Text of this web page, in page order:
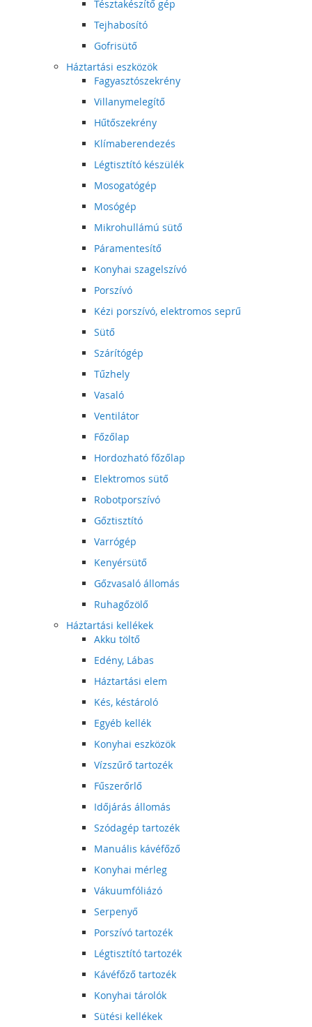
Tésztakészítő gép
Tejhabosító
Gofrisütő
Háztartási eszközök
Fagyasztószekrény
Villanymelegítő
Hűtőszekrény
Klímaberendezés
Légtisztító készülék
Mosogatógép
Mosógép
Mikrohullámú sütő
Páramentesítő
Konyhai szagelszívó
Porszívó
Kézi porszívó, elektromos seprű
Sütő
Szárítógép
Tűzhely
Vasaló
Ventilátor
Főzőlap
Hordozható főzőlap
Elektromos sütő
Robotporszívó
Gőztisztító
Varrógép
Kenyérsütő
Gőzvasaló állomás
Ruhagőzölő
Háztartási kellékek
Akku töltő
Edény, Lábas
Háztartási elem
Kés, késtároló
Egyéb kellék
Konyhai eszközök
Vízszűrő tartozék
Fűszerőrlő
Időjárás állomás
Szódagép tartozék
Manuális kávéfőző
Konyhai mérleg
Vákuumfóliázó
Serpenyő
Porszívó tartozék
Légtisztító tartozék
Kávéfőző tartozék
Konyhai tárolók
Sütési kellékek